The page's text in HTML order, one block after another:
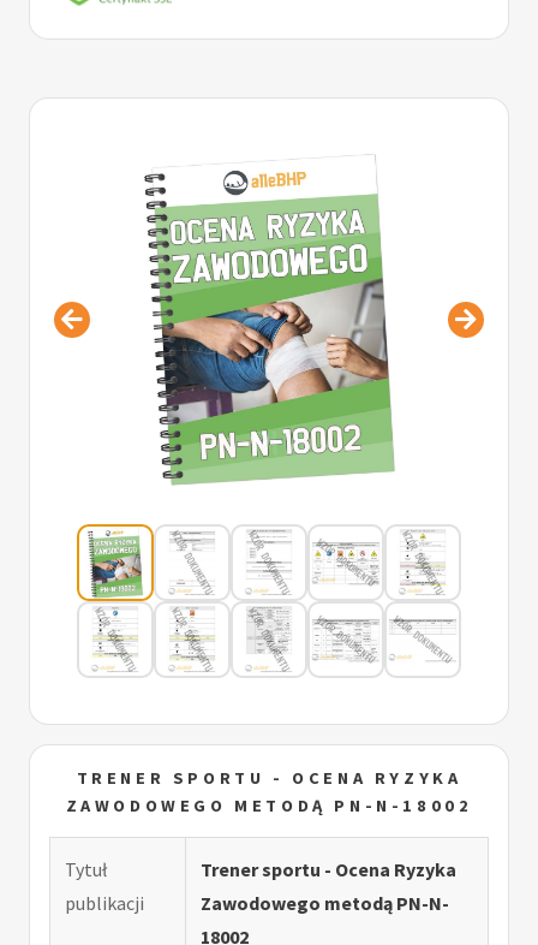
TRENER SPORTU - OCENA RYZYKA
ZAWODOWEGO METODĄ PN-N-18002
Tytuł
publikacji
Trener sportu - Ocena Ryzyka
Zawodowego metodą PN-N-
18002